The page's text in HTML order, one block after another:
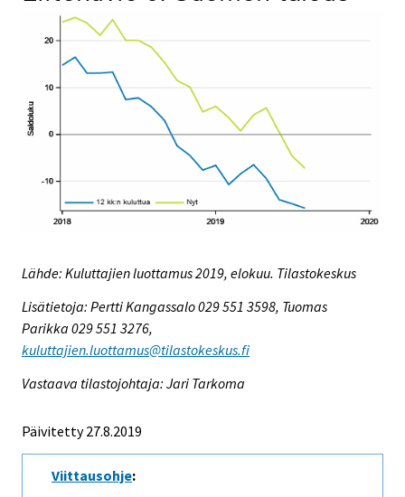
Lähde: Kuluttajien luottamus 2019, elokuu. Tilastokeskus
Lisätietoja: Pertti Kangassalo 029 551 3598, Tuomas
Parikka 029 551 3276,
kuluttajien.luottamus@tilastokeskus.fi
Vastaava tilastojohtaja: Jari Tarkoma
Päivitetty 27.8.2019
Viittausohje: